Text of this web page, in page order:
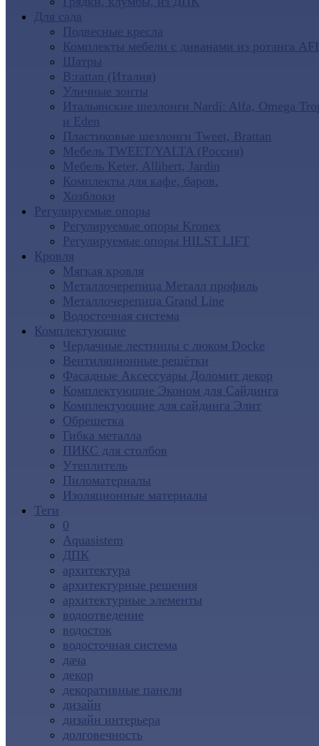
Для сада
Подвесные кресла
Комплекты мебели с диванами из ротанга
Шатры
B:rattan (Италия)
Уличные зонты
Итальянские шезлонги Nardi: Alfa, Omega
и Eden
Пластиковые шезлонги Tweet, Brattan
Мебель TWEET/YALTA (Россия)
Мебель Keter, Allibert, Jardin
Комплекты для кафе, баров.
Хозблоки
Регулируемые опоры
Регулируемые опоры Kronex
Регулируемые опоры HILST LIFT
Кровля
Мягкая кровля
Металлочерепица Металл профиль
Металлочерепица Grand Line
Водосточная система
Комплектующие
Чердачные лестницы с люком Docke
Вентиляционные решётки
Фасадные Аксессуары Доломит декор
Комплектующие Эконом для Сайдинга
Комплектующие для cайдинга Элит
Обрешетка
Гибка металла
ПИКС для столбов
Утеплитель
Пиломатериалы
Изоляционные материалы
Теги
0
Aquasistem
ДПК
архитектура
архитектурные решения
архитектурные элементы
водоотведение
водосток
водосточная система
дача
декор
декоративные панели
дизайн
дизайн интерьера
долговечность